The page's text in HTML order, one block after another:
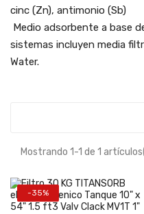
cinc (Zn), antimonio (Sb)
Medio adsorbente a base
sistemas incluyen media
Water.
Mostrando 1-1 de 1
-35%